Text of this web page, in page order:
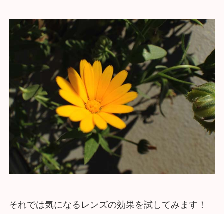
それでは気になるレンズの効果を試してみます！